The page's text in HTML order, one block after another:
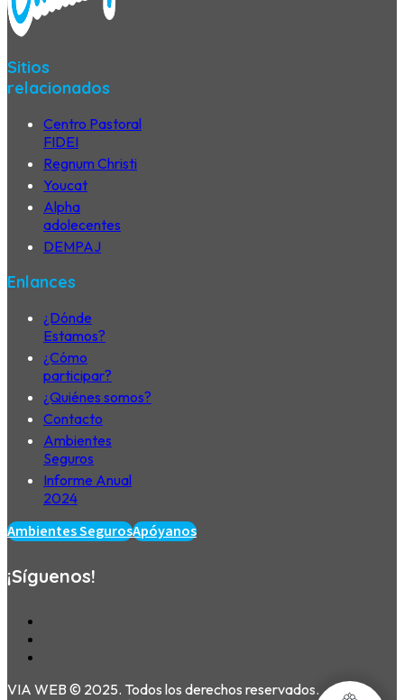
Sitios
relacionados
Centro Pastoral
FIDEI
Regnum Christi
Youcat
Alpha
adolecentes
DEMPAJ
Enlances
¿Dónde
Estamos?
¿Cómo
participar?
¿Quiénes somos?
Contacto
Ambientes
Seguros
Informe Anual
2024
Ambientes SegurosApóyanos
¡Síguenos!
VIA WEB © 2025. Todos los derechos reservados.